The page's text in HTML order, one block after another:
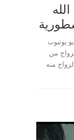
يوتيوب
من
منه